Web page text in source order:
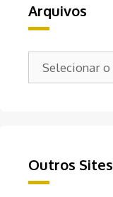
Arquivos
Outros Sites